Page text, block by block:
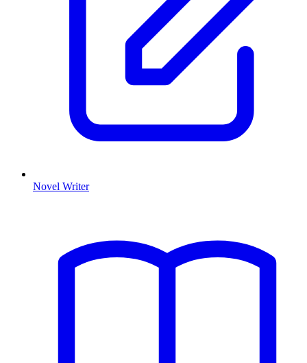
Novel Writer